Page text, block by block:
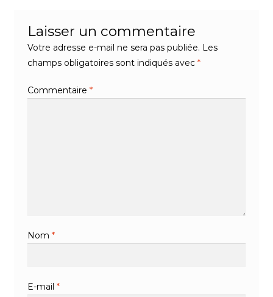
Laisser un commentaire
Votre adresse e-mail ne sera pas publiée. Les
champs obligatoires sont indiqués avec*
Commentaire*
Nom*
E-mail*